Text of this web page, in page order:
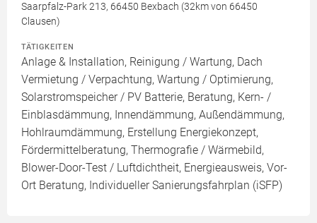
Saarpfalz-Park 213, 66450 Bexbach (32km von 66450
Clausen)
TÄTIGKEITEN
Anlage & Installation, Reinigung / Wartung, Dach
Vermietung / Verpachtung, Wartung / Optimierung,
Solarstromspeicher / PV Batterie, Beratung, Kern- /
Einblasdämmung, Innendämmung, Außendämmung,
Hohlraumdämmung, Erstellung Energiekonzept,
Fördermittelberatung, Thermografie / Wärmebild,
Blower-Door-Test / Luftdichtheit, Energieausweis, Vor-
Ort Beratung, Individueller Sanierungsfahrplan (iSFP)